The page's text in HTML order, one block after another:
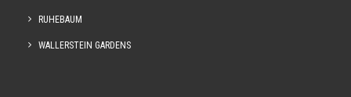
RUHEBAUM
WALLERSTEIN GARDENS